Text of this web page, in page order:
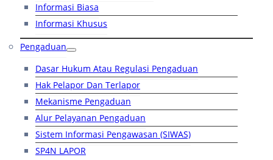
Informasi Biasa
Informasi Khusus
Pengaduan
Dasar Hukum Atau Regulasi Pengaduan
Hak Pelapor Dan Terlapor
Mekanisme Pengaduan
Alur Pelayanan Pengaduan
Sistem Informasi Pengawasan (SIWAS)
SP4N LAPOR